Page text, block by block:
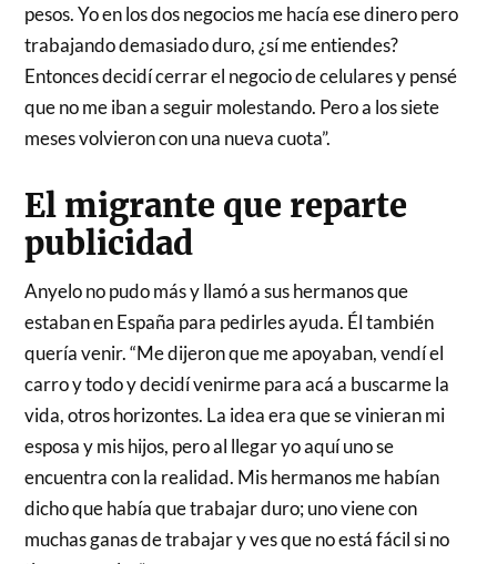
pesos. Yo en los dos negocios me hacía ese dinero pero
trabajando demasiado duro, ¿sí me entiendes?
Entonces decidí cerrar el negocio de celulares y pensé
que no me iban a seguir molestando. Pero a los siete
meses volvieron con una nueva cuota”.
El migrante que reparte
publicidad
Anyelo no pudo más y llamó a sus hermanos que
estaban en España para pedirles ayuda. Él también
quería venir. “Me dijeron que me apoyaban, vendí el
carro y todo y decidí venirme para acá a buscarme la
vida, otros horizontes. La idea era que se vinieran mi
esposa y mis hijos, pero al llegar yo aquí uno se
encuentra con la realidad. Mis hermanos me habían
dicho que había que trabajar duro; uno viene con
muchas ganas de trabajar y ves que no está fácil si no